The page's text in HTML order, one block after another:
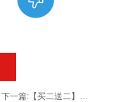
下一篇: 【买二送二】仁和 生理性海盐水鼻腔喷雾 60ML/瓶